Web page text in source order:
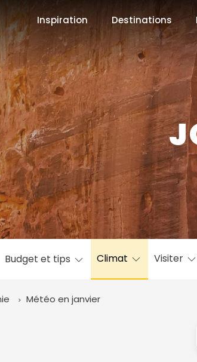
Inspiration Destinations
Budget et tips Climat Visiter
Météo en janvier
📍 Destinations populaires
☀️ Où partir par mois
Janvier
Février Mars
Octobre
Novembre
✨ Envies populaires